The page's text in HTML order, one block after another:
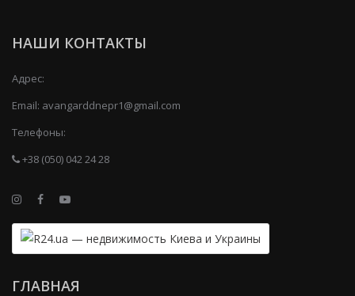
НАШИ КОНТАКТЫ
Адрес:
Email: avangarddnepr1@gmail.com
Телефоны:
+38 (050) 042 24 28
ГЛАВНАЯ